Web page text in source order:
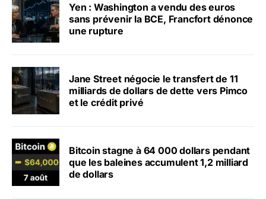
Yen : Washington a vendu des euros
sans prévenir la BCE, Francfort dénonce
une rupture
Jane Street négocie le transfert de 11
milliards de dollars de dette vers Pimco
et le crédit privé
Bitcoin stagne à 64 000 dollars pendant
que les baleines accumulent 1,2 milliard
de dollars